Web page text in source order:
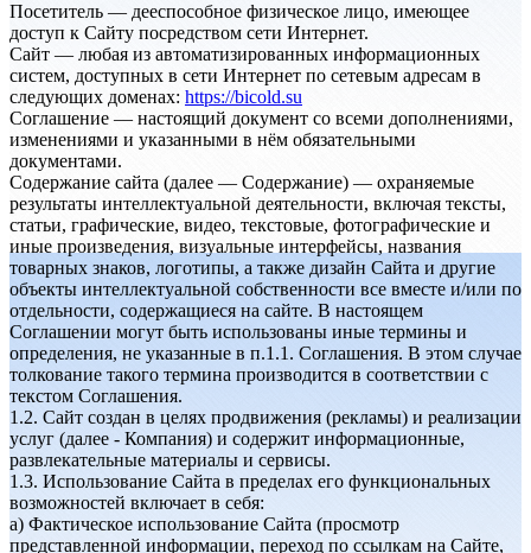
Посетитель — дееспособное физическое лицо, имеющее
доступ к Сайту посредством сети Интернет.
Сайт — любая из автоматизированных информационных
систем, доступных в сети Интернет по сетевым адресам в
следующих доменах: https://bicold.su
Соглашение — настоящий документ со всеми дополнениями,
изменениями и указанными в нём обязательными
документами.
Содержание сайта (далее — Содержание) — охраняемые
результаты интеллектуальной деятельности, включая тексты,
статьи, графические, видео, текстовые, фотографические и
иные произведения, визуальные интерфейсы, названия
товарных знаков, логотипы, а также дизайн Сайта и другие
объекты интеллектуальной собственности все вместе и/или по
отдельности, содержащиеся на сайте. В настоящем
Соглашении могут быть использованы иные термины и
определения, не указанные в п.1.1. Соглашения. В этом случае
толкование такого термина производится в соответствии с
текстом Соглашения.
1.2. Сайт создан в целях продвижения (рекламы) и реализации
услуг (далее - Компания) и содержит информационные,
развлекательные материалы и сервисы.
1.3. Использование Сайта в пределах его функциональных
возможностей включает в себя:
a) Фактическое использование Сайта (просмотр
представленной информации, переход по ссылкам на Сайте,